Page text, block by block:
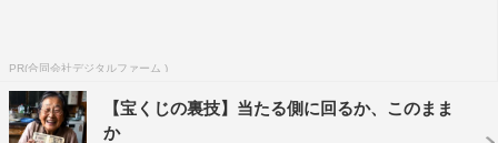
『爆上戦隊ブンブンジャー』©テレビ朝日・東映AG・東映
◆それを経て、合格の連絡を聞いた時の状況は？
PR(合同会社デジタルファーム )
【宝くじの裏技】当たる側に回るか、このまま
か